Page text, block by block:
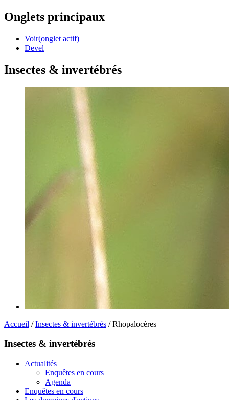
Onglets principaux
Voir(onglet actif)
Devel
Insectes & invertébrés
Accueil /Insectes & invertébrés / Rhopalocères
Insectes & invertébrés
Actualités
Enquêtes en cours
Agenda
Enquêtes en cours